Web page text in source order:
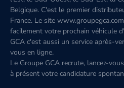
Belgique. C'est le premier
France. Le site
facilement votre prochain véhicule
GCA c'est aussi un service après-
vous en ligne.
Le Groupe GCA recrute, lancez-
à présent votre candidature